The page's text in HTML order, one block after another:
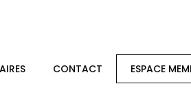
CONTACT ESPACE